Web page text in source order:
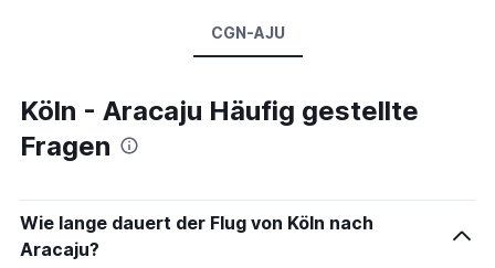
CGN-AJU
Köln - Aracaju Häufig gestellte
Fragen
Wie lange dauert der Flug von Köln nach
Aracaju?